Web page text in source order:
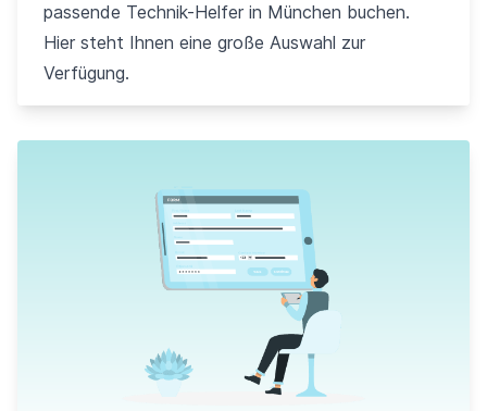
passende Technik-Helfer in München buchen.
Hier steht Ihnen eine große Auswahl zur
Verfügung.